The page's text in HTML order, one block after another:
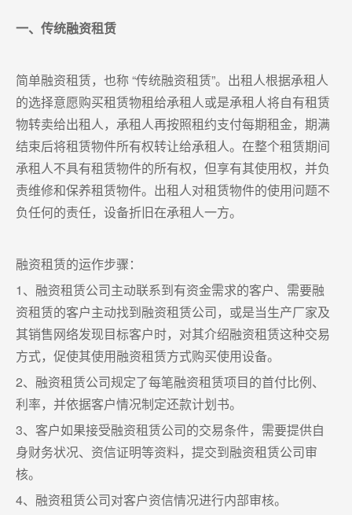
一、传统融资租赁
简单融资租赁，也称 “传统融资租赁”。出租人根据承租人
的选择意愿购买租赁物租给承租人或是承租人将自有租赁
物转卖给出租人，承租人再按照租约支付每期租金，期满
结束后将租赁物件所有权转让给承租人。在整个租赁期间
承租人不具有租赁物件的所有权，但享有其使用权，并负
责维修和保养租赁物件。出租人对租赁物件的使用问题不
负任何的责任，设备折旧在承租人一方。
融资租赁的运作步骤：
1、融资租赁公司主动联系到有资金需求的客户、需要融
资租赁的客户主动找到融资租赁公司，或是当生产厂家及
其销售网络发现目标客户时，对其介绍融资租赁这种交易
方式，促使其使用融资租赁方式购买使用设备。
2、融资租赁公司规定了每笔融资租赁项目的首付比例、
利率，并依据客户情况制定还款计划书。
3、客户如果接受融资租赁公司的交易条件，需要提供自
身财务状况、资信证明等资料，提交到融资租赁公司审
核。
4、融资租赁公司对客户资信情况进行内部审核。